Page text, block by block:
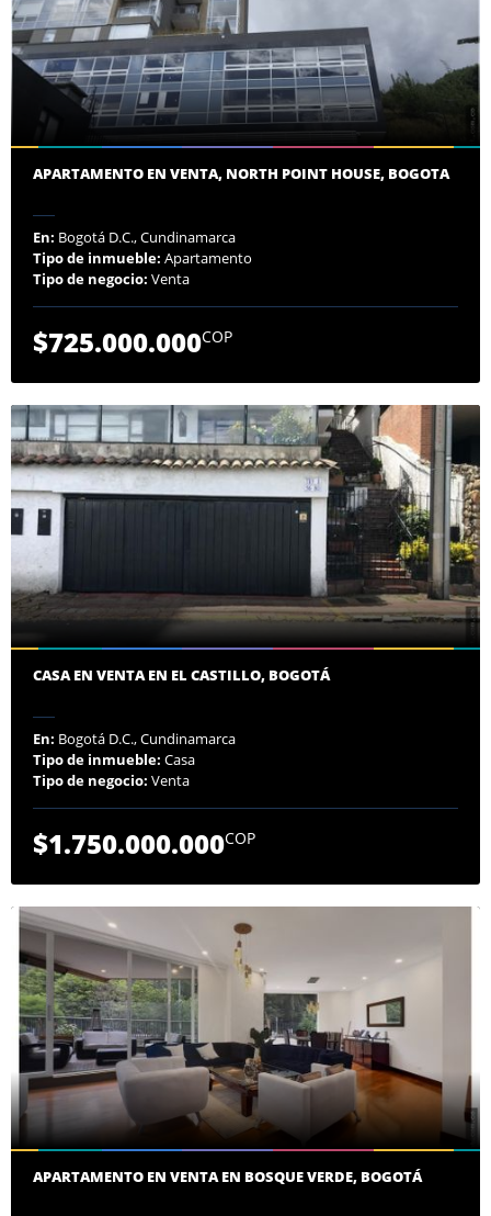
APARTAMENTO EN VENTA, NORTH POINT HOUSE, BOGOTA
En: Bogotá D.C., Cundinamarca
Tipo de inmueble: Apartamento
Tipo de negocio: Venta
$725.000.000COP
CASA EN VENTA EN EL CASTILLO, BOGOTÁ
En: Bogotá D.C., Cundinamarca
Tipo de inmueble: Casa
Tipo de negocio: Venta
$1.750.000.000COP
APARTAMENTO EN VENTA EN BOSQUE VERDE, BOGOTÁ